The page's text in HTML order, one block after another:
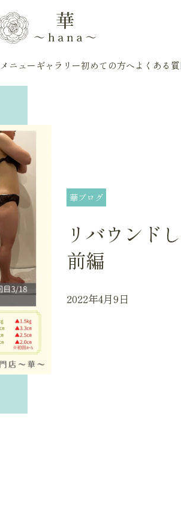
メニューギャラリー初めての方へよくある
華ブログ
リバウンド
前編
2022年4月9日